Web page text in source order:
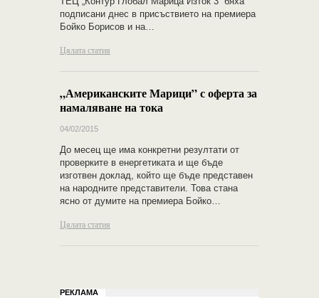
подписани днес в присъствието на премиера
Бойко Борисов и на…
Цялата статия
„Американските Марици” с оферта за
намаляване на тока
04/02/2015
До месец ще има конкретни резултати от
проверките в енергетиката и ще бъде
изготвен доклад, който ще бъде представен
на народните представители. Това стана
ясно от думите на премиера Бойко…
Цялата статия
РЕКЛАМА